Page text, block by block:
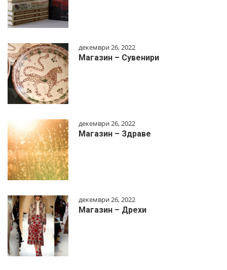
декември 26, 2022
Магазин – Сувенири
декември 26, 2022
Магазин – Здраве
декември 26, 2022
Магазин – Дрехи